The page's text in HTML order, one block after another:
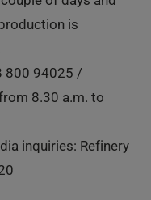
is
800 94025 /
8.30 a.m. to
inquiries: Refinery